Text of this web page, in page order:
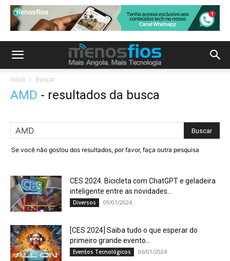
Início Buscar
AMD - resultados da busca
Se você não gostou dos resultados, por favor, faça outra pesquisa
CES 2024. Bicicleta com ChatGPT e geladeira
inteligente entre as novidades...
Diversos 09/01/2024
[CES 2024] Saiba tudo o que esperar do
primeiro grande evento...
Eventos Tecnológicos 06/01/2024